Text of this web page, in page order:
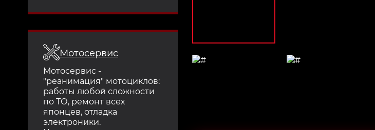
Мотосервис
Мотосервис -
"реанимация" мотоциклов:
работы любой сложности
по ТО, ремонт всех
японцев, отладка
электроники.